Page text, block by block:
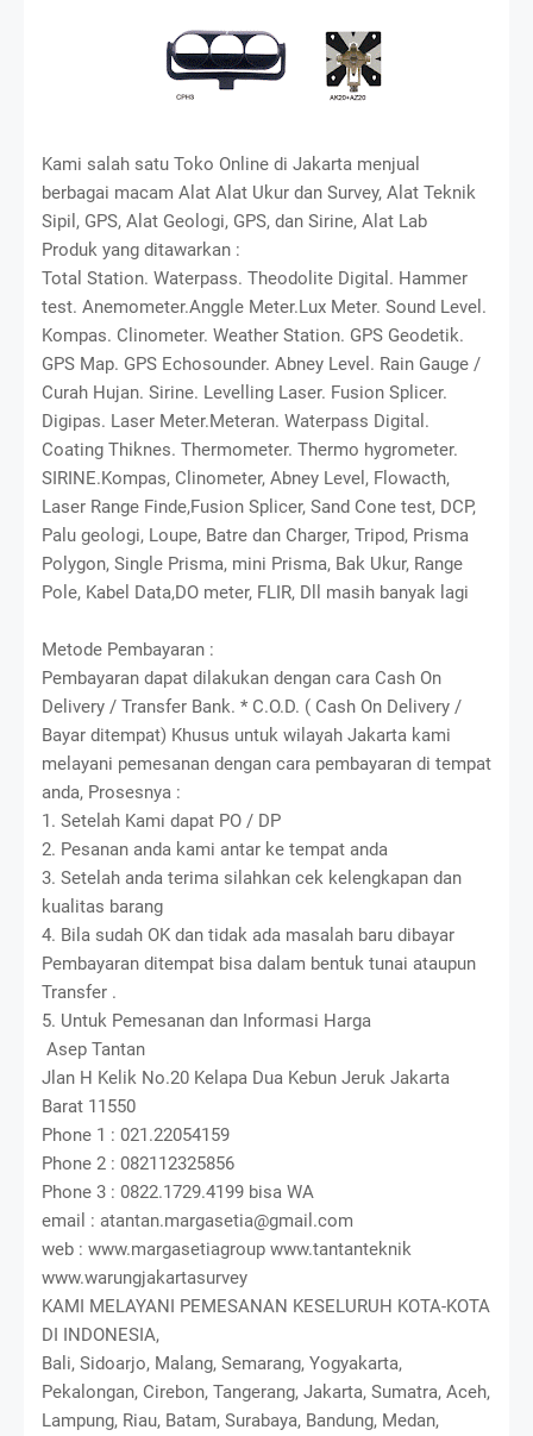
Kami salah satu Toko Online di Jakarta menjual
berbagai macam Alat Alat Ukur dan Survey, Alat Teknik
Sipil, GPS, Alat Geologi, GPS, dan Sirine, Alat Lab
Produk yang ditawarkan :
Total Station. Waterpass. Theodolite Digital. Hammer
test. Anemometer.Anggle Meter.Lux Meter. Sound Level.
Kompas. Clinometer. Weather Station. GPS Geodetik.
GPS Map. GPS Echosounder. Abney Level. Rain Gauge /
Curah Hujan. Sirine. Levelling Laser. Fusion Splicer.
Digipas. Laser Meter.Meteran. Waterpass Digital.
Coating Thiknes. Thermometer. Thermo hygrometer.
SIRINE.Kompas, Clinometer, Abney Level, Flowacth,
Laser Range Finde,Fusion Splicer, Sand Cone test, DCP,
Palu geologi, Loupe, Batre dan Charger, Tripod, Prisma
Polygon, Single Prisma, mini Prisma, Bak Ukur, Range
Pole, Kabel Data,DO meter, FLIR, Dll masih banyak lagi
Metode Pembayaran :
Pembayaran dapat dilakukan dengan cara Cash On
Delivery / Transfer Bank. * C.O.D. ( Cash On Delivery /
Bayar ditempat) Khusus untuk wilayah Jakarta kami
melayani pemesanan dengan cara pembayaran di tempat
anda, Prosesnya :
1. Setelah Kami dapat PO / DP
2. Pesanan anda kami antar ke tempat anda
3. Setelah anda terima silahkan cek kelengkapan dan
kualitas barang
4. Bila sudah OK dan tidak ada masalah baru dibayar
Pembayaran ditempat bisa dalam bentuk tunai ataupun
Transfer .
5. Untuk Pemesanan dan Informasi Harga
Asep Tantan
Jlan H Kelik No.20 Kelapa Dua Kebun Jeruk Jakarta
Barat 11550
Phone 1 : 021.22054159
Phone 2 : 082112325856
Phone 3 : 0822.1729.4199 bisa WA
email : atantan.margasetia@gmail.com
web : www.margasetiagroup www.tantanteknik
www.warungjakartasurvey
KAMI MELAYANI PEMESANAN KESELURUH KOTA-KOTA
DI INDONESIA,
Bali, Sidoarjo, Malang, Semarang, Yogyakarta,
Pekalongan, Cirebon, Tangerang, Jakarta, Sumatra, Aceh,
Lampung, Riau, Batam, Surabaya, Bandung, Medan,